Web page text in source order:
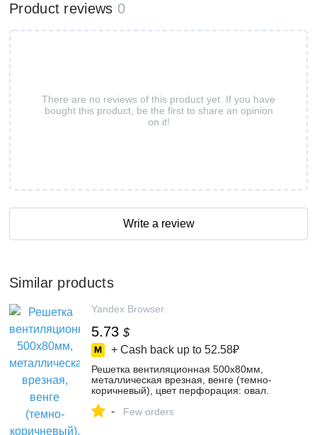
Product reviews 0
There are no reviews of this product yet. If you have
bought this product, be the first to share an opinion
on it!
Write a review
Similar products
Yandex Browser
5.73 $
+ Cash back up to 52.58₽
Решетка вентиляционная 500х80мм,
металлическая врезная, венге (темно-
коричневый), цвет перфорация: овал.
магазине Трунов В.В. на Яндекс
- Few orders